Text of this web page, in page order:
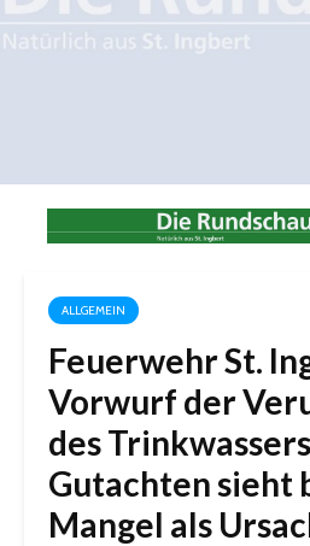
ALLGEMEIN
Feuerwehr St.
Vorwurf der
des
Gutachten sieht
Mangel als